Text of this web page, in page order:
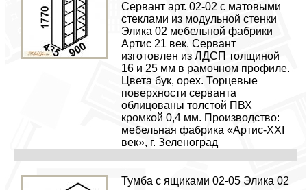
Сервант арт. 02-02 с матовыми
стеклами из модульной стенки
Элика 02 мебельной фабрики
Артис 21 век. Сервант
изготовлен из ЛДСП толщиной
16 и 25 мм в рамочном профиле.
Цвета бук, орех. Торцевые
поверхности серванта
облицованы толстой ПВХ
кромкой 0,4 мм. Производство:
мебельная фабрика «Артис-XXI
век», г. Зеленоград
Тумба с ящиками 02-05 Элика 02